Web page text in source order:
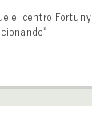
el centro Fortuny